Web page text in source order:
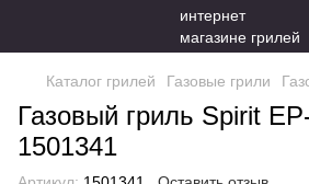
Каталог грилей Газовые грили
Газовый гриль Spirit
1501341